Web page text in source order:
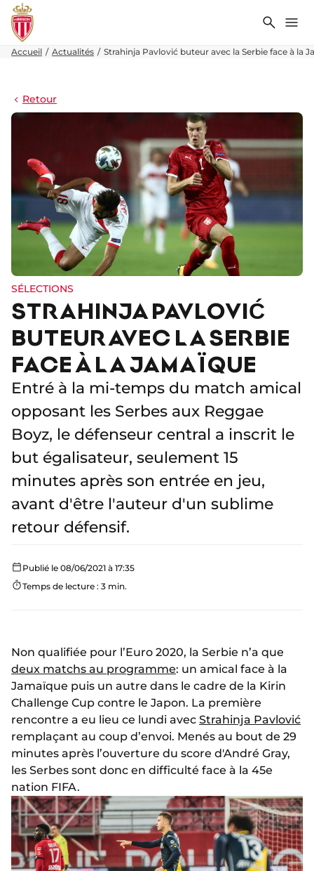
Accueil Actualités Strahinja Pavlović buteur avec la Serbie face à la
Retour
SÉLECTIONS
STRAHINJA PAVLOVIĆ
BUTEUR AVEC LA SERBIE
FACE À LA JAMAÏQUE
Entré à la mi-temps du match amical
opposant les Serbes aux Reggae
Boyz, le défenseur central a inscrit le
but égalisateur, seulement 15
minutes après son entrée en jeu,
avant d'être l'auteur d'un sublime
retour défensif.
Publié le 08/06/2021 à 17:35
Temps de lecture : 3 min.
Non qualifiée pour l’Euro 2020, la Serbie n’a que
deux matchs au programme: un amical face à la
Jamaïque puis un autre dans le cadre de la Kirin
Challenge Cup contre le Japon. La première
rencontre a eu lieu ce lundi avec Strahinja Pavlović
remplaçant au coup d’envoi. Menés au bout de 29
minutes après l’ouverture du score d'André Gray,
les Serbes sont donc en difficulté face à la 45e
nation FIFA.